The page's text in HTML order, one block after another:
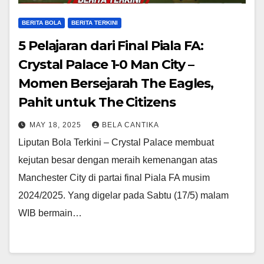
BERITA BOLA BERITA TERKINI
5 Pelajaran dari Final Piala FA:
Crystal Palace 1-0 Man City –
Momen Bersejarah The Eagles,
Pahit untuk The Citizens
MAY 18, 2025 BELA CANTIKA
Liputan Bola Terkini – Crystal Palace membuat
kejutan besar dengan meraih kemenangan atas
Manchester City di partai final Piala FA musim
2024/2025. Yang digelar pada Sabtu (17/5) malam
WIB bermain…